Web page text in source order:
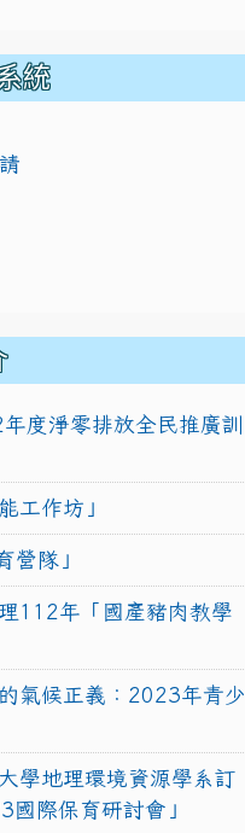
統
度淨零排放全民推廣訓
工作坊」
營隊」
112年「國產豬肉教學
氣候正義：2023年青少
學地理環境資源學系訂
際保育研討會」